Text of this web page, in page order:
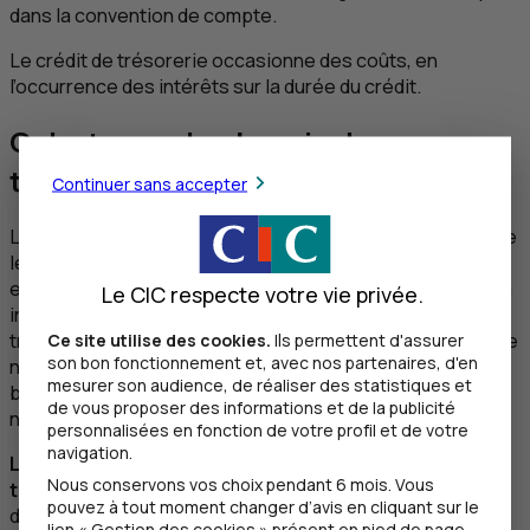
dans la convention de compte.
Le crédit de trésorerie occasionne des coûts, en
l’occurrence des intérêts sur la durée du crédit.
Qu'est-ce qu'un besoin de
trésorerie ?
Le besoin de trésorerie peut provenir d'un décalage entre
les recettes non encore encaissées et les dépenses
engagées. Le besoin en fonds de roulement (BFR
indicateur financier qui permet de détecter le besoin de
trésorerie. Si les fonds propres ou les dettes à long terme
ne permettent pas de financer l’exploitation, il y a un
besoin de trésorerie. Dans ce cas, la trésorerie nette est
négative.
La trésorerie disponible doit couvrir les décalages de
trésorerieengendrés par les délais entre les
décaissements (charges) et les encaissements
Continuer sans accepter
Le CIC respecte votre vie privée.
Ce site utilise des cookies. Ils permettent d'assurer
son bon fonctionnement et, avec nos partenaires, d'en
mesurer son audience, de réaliser des statistiques et
de vous proposer des informations et de la publicité
personnalisées en fonction de votre profil et de votre
navigation.
Nous conservons vos choix pendant 6 mois. Vous
pouvez à tout moment changer d’avis en cliquant sur le